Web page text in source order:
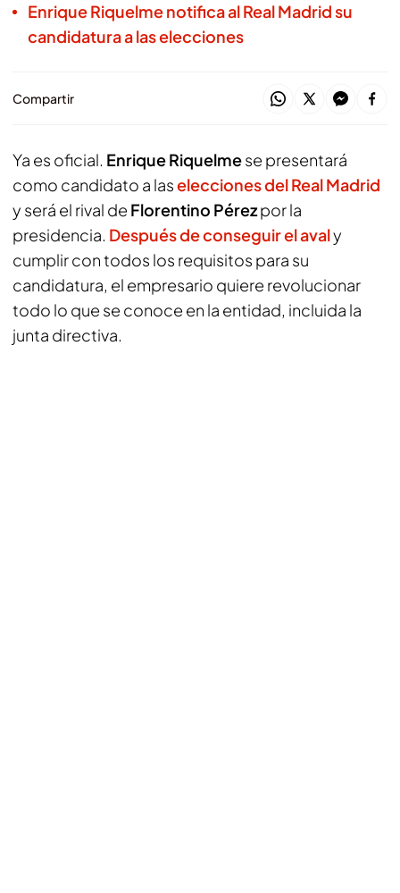
Enrique Riquelme notifica al Real Madrid su
candidatura a las elecciones
Compartir
Ya es oficial. Enrique Riquelmese presentará
como candidato a laselecciones del Real Madrid
y será el rival de Florentino Pérezpor la
presidencia. Después de conseguir el avaly
cumplir con todos los requisitos para su
candidatura, el empresario quiere revolucionar
todo lo que se conoce en la entidad, incluida la
junta directiva.